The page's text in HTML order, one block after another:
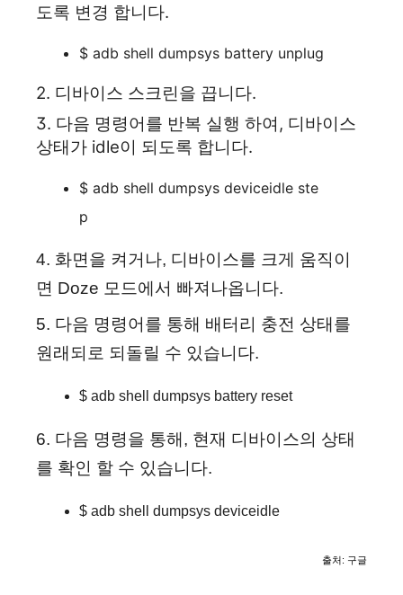
도록 변경 합니다.
$ adb shell dumpsys battery unplug
2. 디바이스 스크린을 끕니다.
3. 다음 명령어를 반복 실행 하여, 디바이스
상태가 idle이 되도록 합니다.
$ adb shell dumpsys deviceidle ste
p
4. 화면을 켜거나, 디바이스를 크게 움직이
면 Doze 모드에서 빠져나옵니다.
5. 다음 명령어를 통해 배터리 충전 상태를
원래되로 되돌릴 수 있습니다.
$ adb shell dumpsys battery reset
6. 다음 명령을 통해, 현재 디바이스의 상태
를 확인 할 수 있습니다.
$ adb shell dumpsys deviceidle
출처: 구글